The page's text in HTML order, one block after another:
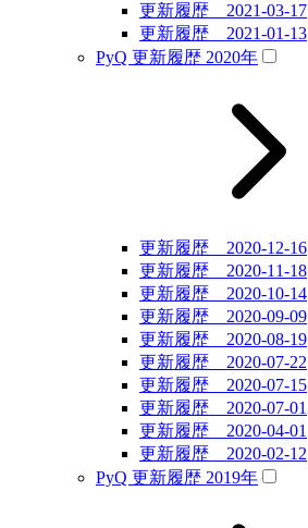
更新履歴 2021-03-17
更新履歴 2021-01-13
PyQ 更新履歴 2020年
更新履歴 2020-12-16
更新履歴 2020-11-18
更新履歴 2020-10-14
更新履歴 2020-09-09
更新履歴 2020-08-19
更新履歴 2020-07-22
更新履歴 2020-07-15
更新履歴 2020-07-01
更新履歴 2020-04-01
更新履歴 2020-02-12
PyQ 更新履歴 2019年